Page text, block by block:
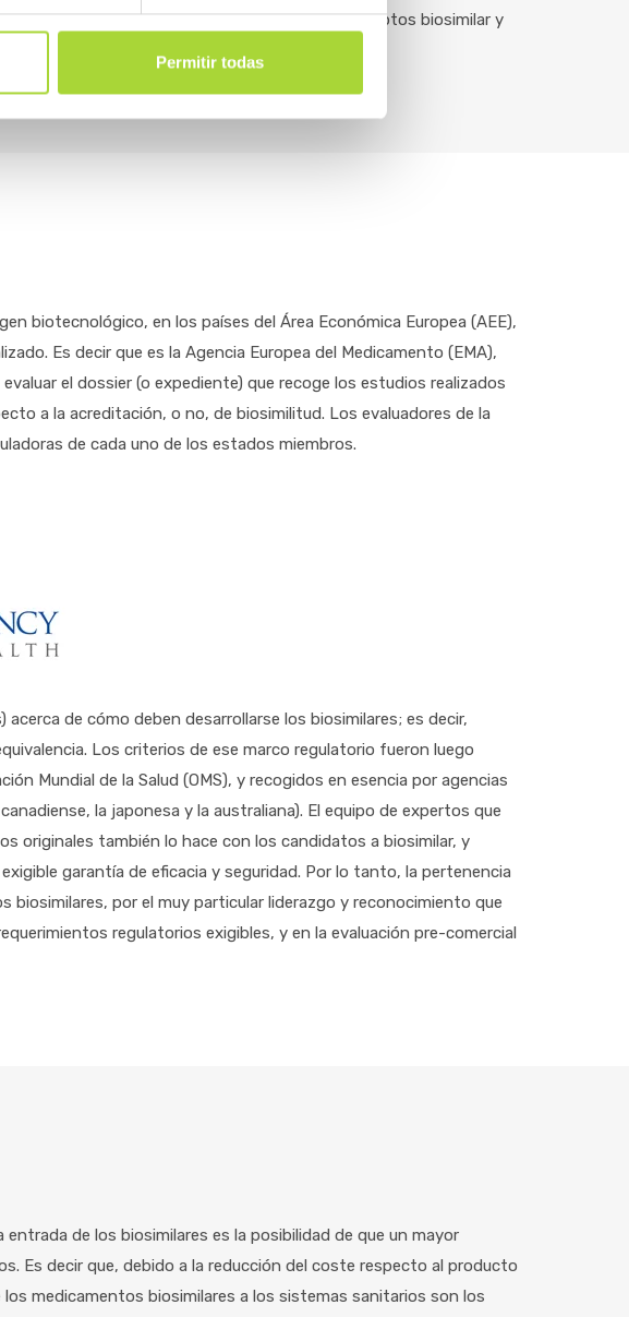
Permitir todas
es equiparable, no deben confundirse los conceptos biosimilar y
hablar de biogenéricos.
biotecnológico, en los países del Área Económica Europea (AEE),
Es decir que es la Agencia Europea del Medicamento (EMA),
el dossier (o expediente) que recoge los estudios realizados
a la acreditación, o no, de biosimilitud. Los evaluadores de la
de cada uno de los estados miembros.
de cómo deben desarrollarse los biosimilares; es decir,
Los criterios de ese marco regulatorio fueron luego
Mundial de la Salud (OMS), y recogidos en esencia por agencias
la japonesa y la australiana). El equipo de expertos que
originales también lo hace con los candidatos a biosimilar, y
garantía de eficacia y seguridad. Por lo tanto, la pertenencia
biosimilares, por el muy particular liderazgo y reconocimiento que
regulatorios exigibles, y en la evaluación pre-comercial
de los biosimilares es la posibilidad de que un mayor
Es decir que, debido a la reducción del coste respecto al producto
medicamentos biosimilares a los sistemas sanitarios son los